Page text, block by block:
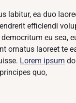
labitur, ea duo
efficiendi
eu sea,
ornatus laoreet te
Lorem ipsum
quo,